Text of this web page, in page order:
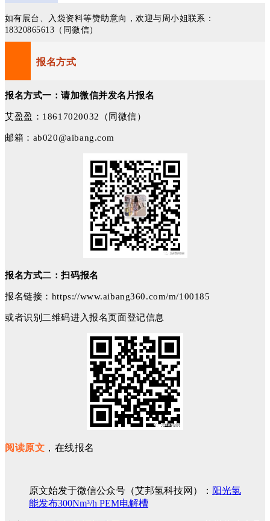
如有展台、入袋资料等赞助意向，欢迎与周小姐联系：
18320865613（同微信）
报名方式
报名方式一：请加微信并发名片报名
艾盈盈：18617020032（同微信）
邮箱：ab020@aibang.com
报名方式二：扫码报名
报名链接：https://www.aibang360.com/m/100185
或者识别二维码进入报名页面登记信息
阅读原文 ，在线报名
原文始发于微信公众号（艾邦氢科技网）： 阳光氢
能发布300Nm³/h PEM电解槽